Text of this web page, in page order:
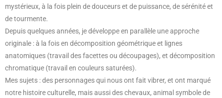
mystérieux, à la fois plein de douceurs et de puissance, de sérénité et
de tourmente.
Depuis quelques années, je développe en parallèle une approche
originale : à la fois en décomposition géométrique et lignes
anatomiques (travail des facettes ou découpages), et décomposition
chromatique (travail en couleurs saturées).
Mes sujets : des personnages qui nous ont fait vibrer, et ont marqué
notre histoire culturelle, mais aussi des chevaux, animal symbole de